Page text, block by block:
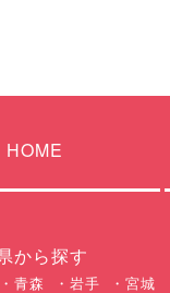
HOME
から探す
青森 岩手 宮城